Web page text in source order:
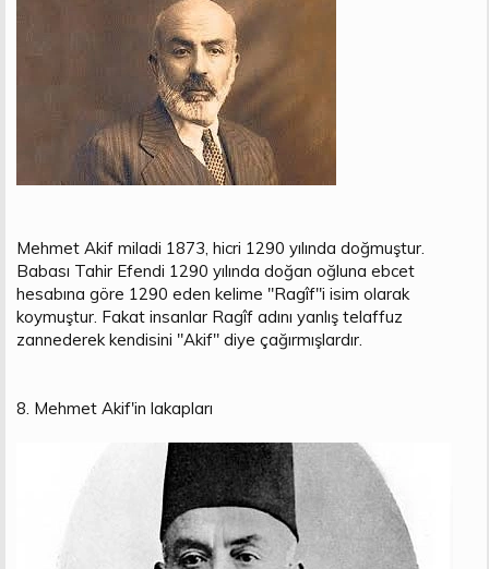
Mehmet Akif miladi 1873, hicri 1290 yılında doğmuştur.
Babası Tahir Efendi 1290 yılında doğan oğluna ebcet
hesabına göre 1290 eden kelime "Ragîf"i isim olarak
koymuştur. Fakat insanlar Ragîf adını yanlış telaffuz
zannederek kendisini "Akif" diye çağırmışlardır.
8. Mehmet Akif'in lakapları